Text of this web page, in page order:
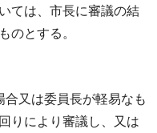
ては、市長に審議の結
のとする。
又は委員長が軽易なも
りにより審議し、又は